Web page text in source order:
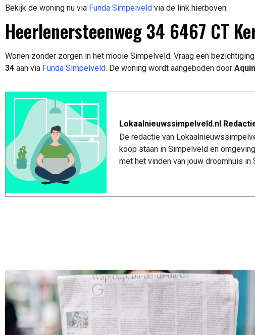
Bekijk de woning nu via Funda Simpelveld via de link hierboven.
Heerlenersteenweg 34 6467 CT
Wonen zonder zorgen in het mooie Simpelveld. Vraag een
34 aan via Funda Simpelveld. De woning wordt aangeboden door
Lokaalnieuwssimpelveld.nl
De redactie van
koop staan in Simpelveld en
met het vinden van jouw droomhuis in